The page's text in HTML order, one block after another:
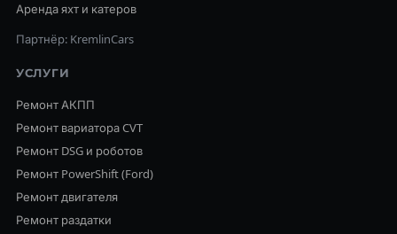
Аренда яхт и катеров
Партнёр: KremlinCars
УСЛУГИ
Ремонт АКПП
Ремонт вариатора CVT
Ремонт DSG и роботов
Ремонт PowerShift (Ford)
Ремонт двигателя
Ремонт раздатки